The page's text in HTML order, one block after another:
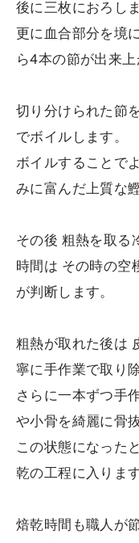
後に三枚におろしま
更に血合部分を境
ら4本の節が出来上
切り分けられた節
でボイルします。
ボイルすることで
みに富んだ上質な
その後 粗熱を取る
時間は その時の空
が判断します。
粗熱が取れた後は
寧に手作業で取り
さらに一本ずつ手
や小骨を綺麗に骨
この状態になった
乾の工程に入ります
焙乾時間も職人が